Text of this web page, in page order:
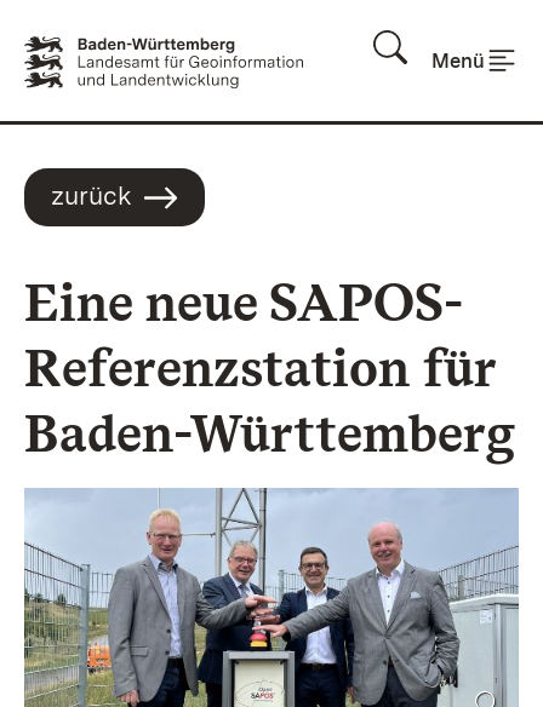
Menü
zurück
Eine neue SAPOS-
Referenzstation für
Baden-Württemberg